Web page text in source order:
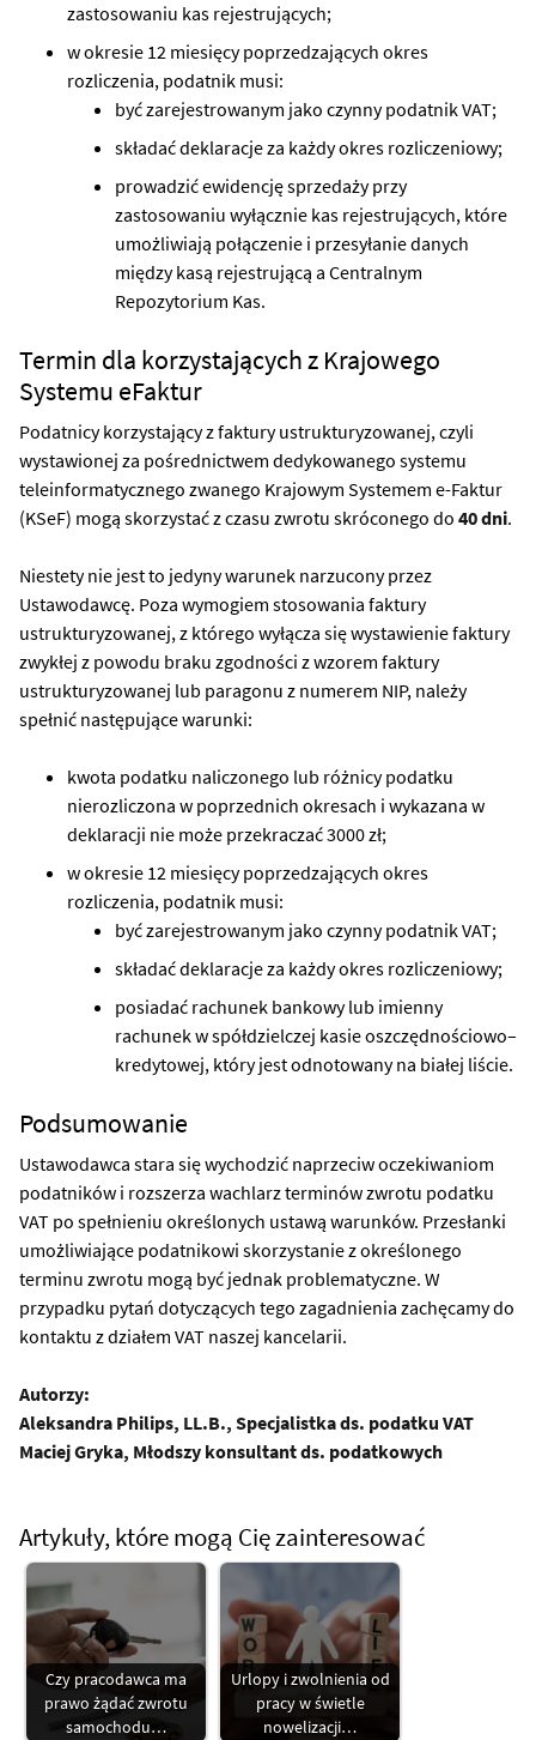
zastosowaniu kas rejestrujących;
w okresie 12 miesięcy poprzedzających okres
rozliczenia, podatnik musi:
być zarejestrowanym jako czynny podatnik VAT;
składać deklaracje za każdy okres rozliczeniowy;
prowadzić ewidencję sprzedaży przy
zastosowaniu wyłącznie kas rejestrujących, które
umożliwiają połączenie i przesyłanie danych
między kasą rejestrującą a Centralnym
Repozytorium Kas.
Termin dla korzystających z Krajowego
Systemu eFaktur
Podatnicy korzystający z faktury ustrukturyzowanej, czyli
wystawionej za pośrednictwem dedykowanego systemu
teleinformatycznego zwanego Krajowym Systemem e-Faktur
(KSeF) mogą skorzystać z czasu zwrotu skróconego do 40 dni.
Niestety nie jest to jedyny warunek narzucony przez
Ustawodawcę. Poza wymogiem stosowania faktury
ustrukturyzowanej, z którego wyłącza się wystawienie faktury
zwykłej z powodu braku zgodności z wzorem faktury
ustrukturyzowanej lub paragonu z numerem NIP, należy
spełnić następujące warunki:
kwota podatku naliczonego lub różnicy podatku
nierozliczona w poprzednich okresach i wykazana w
deklaracji nie może przekraczać 3000 zł;
w okresie 12 miesięcy poprzedzających okres
rozliczenia, podatnik musi:
być zarejestrowanym jako czynny podatnik VAT;
składać deklaracje za każdy okres rozliczeniowy;
posiadać rachunek bankowy lub imienny
rachunek w spółdzielczej kasie oszczędnościowo–
kredytowej, który jest odnotowany na białej liście.
Podsumowanie
Ustawodawca stara się wychodzić naprzeciw oczekiwaniom
podatników i rozszerza wachlarz terminów zwrotu podatku
VAT po spełnieniu określonych ustawą warunków. Przesłanki
umożliwiające podatnikowi skorzystanie z określonego
terminu zwrotu mogą być jednak problematyczne. W
przypadku pytań dotyczących tego zagadnienia zachęcamy do
kontaktu z działem VAT naszej kancelarii.
Autorzy:
Aleksandra Philips, LL.B., Specjalistka ds. podatku VAT
Maciej Gryka, Młodszy konsultant ds. podatkowych
Artykuły, które mogą Cię zainteresować
Czy pracodawca ma
prawo żądać zwrotu
samochodu…
Urlopy i zwolnienia od
pracy w świetle
nowelizacji…